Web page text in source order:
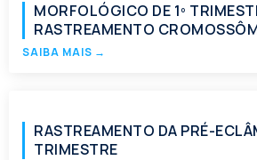
MORFOLÓGICO DE 1º
RASTREAMENTO
SAIBA MAIS →
RASTREAMENTO DA PRÉ-
TRIMESTRE